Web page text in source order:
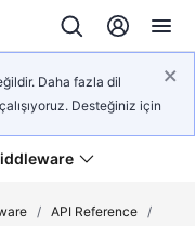
Daha fazla dil
Desteğiniz için
/ API Reference /